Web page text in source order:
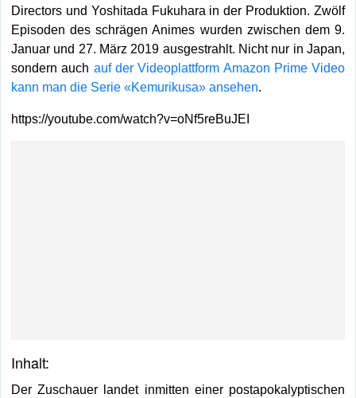
Directors und Yoshitada Fukuhara in der Produktion. Zwölf
Episoden des schrägen Animes wurden zwischen dem 9.
Januar und 27. März 2019 ausgestrahlt. Nicht nur in Japan,
sondern auch auf der Videoplattform Amazon Prime Video
kann man die Serie «Kemurikusa» ansehen.
https://youtube.com/watch?v=oNf5reBuJEI
Inhalt:
Der Zuschauer landet inmitten einer postapokalyptischen